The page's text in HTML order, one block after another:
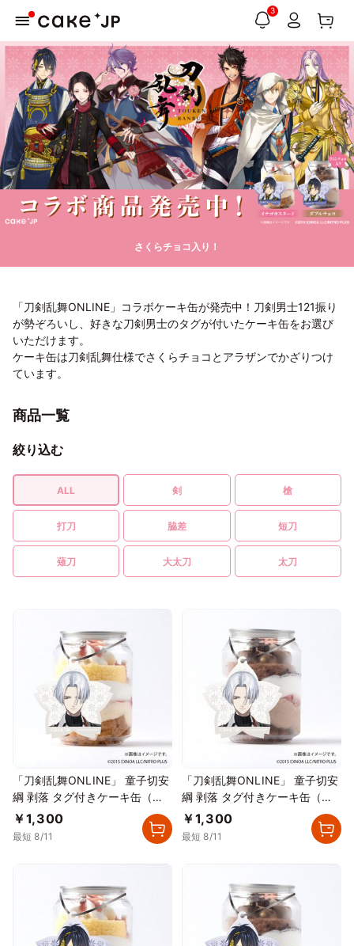
3
さくらチョコ入り！
「刀剣乱舞ONLINE」コラボケーキ缶が発売中！刀剣男士121振り
が勢ぞろいし、好きな刀剣男士のタグが付いたケーキ缶をお選び
いただけます。
ケーキ缶は刀剣乱舞仕様でさくらチョコとアラザンでかざりつけ
ています。
商品一覧
絞り込む
ALL 剣 槍
打刀 脇差 短刀
薙刀 大太刀 太刀
「刀剣乱舞ONLINE」 童子切安
綱 剥落 タグ付きケーキ缶（イ
チゴカスタード）
￥1,300
最短 8/11
「刀剣乱舞ONLINE」 童子切安
綱 剥落 タグ付きケーキ缶（ダ
ブルチョコレート）
￥1,300
最短 8/11